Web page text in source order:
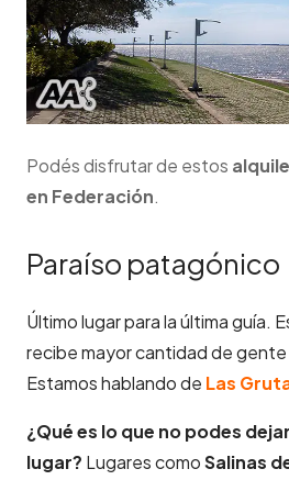
Podés disfrutar de estos
en Federación.
Paraíso patagónico
Último lugar para la última guía.
recibe mayor cantidad de gente
Estamos hablando de Las
¿Qué es lo que no podes
lugar? Lugares comoSalinas